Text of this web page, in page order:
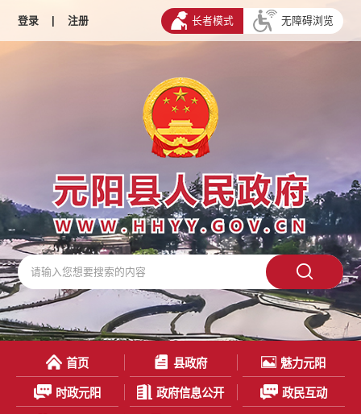
登录 | 注册 长者模式 无障碍浏览
首页 县政府 魅力元阳
时政元阳 政府信息公开 政民互动